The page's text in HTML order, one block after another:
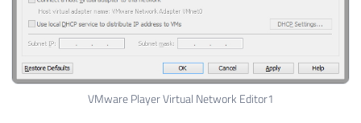
VMware Player Virtual Network Editor1